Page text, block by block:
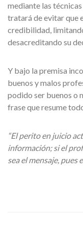
mediante las
tratará de evitar que
credibilidad,
desacreditando su
Y bajo la premisa
buenos y malos
podido ser buenos o
frase que resume
“El perito en juicio
información; si el
sea el mensaje, pues